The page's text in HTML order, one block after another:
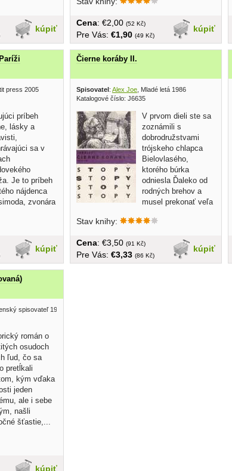
kúpiť kúpiť
Cena: €2,00 (52 Kč)
Pre Vás: €1,90 (49 Kč)
press 2005
príbeh
lásky a
sa v
Je to príbeh
nájdenca
zvonára
v...
kúpiť
Čierne koráby II.
Spisovatel: Alex Joe , Mladé letá 1986
Katalogové číslo: J6635
V prvom dieli ste sa
zoznámili s
dobrodružstvami
trójskeho chlapca
Bielovlasého,
ktorého búrka
odniesla Ďaleko od
rodných brehov a
musel prekonať veľa
Stav knihy:
kúpiť
Cena: €3,50 (91 Kč)
Pre Vás: €3,33 (86 Kč)
spisovateľ 1985
román o
osudoch
ľud, čo sa
pretĺkali
kým vďaka
jeden
ale i sebe
našli
šťastie,...
kúpiť